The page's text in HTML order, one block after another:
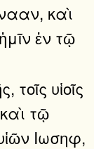
καὶ
ἐν τῷ
υἱοῖς
τῷ
Ιωσηφ,